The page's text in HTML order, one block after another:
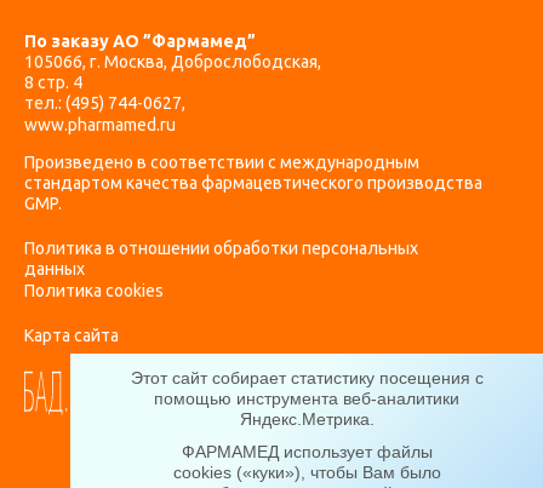
Этот сайт собирает статистику посещения с
помощью инструмента веб-аналитики
Яндекс.Метрика
ФАРМАМЕД использует файлы
cookies («куки»), чтобы Вам было
По заказу АО ”Фармамед”
105066, г. Москва, Доброслободская,
8 стр. 4
тел.: (495) 744-0627,
www.pharmamed.ru
Произведено в соответствии с международным
стандартом качества фармацевтического производства
GMP.
Политика в отношении обработки персональных
данных
Политика cookies
Карта сайта